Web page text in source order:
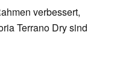
verbessert,
Terrano Dry sind